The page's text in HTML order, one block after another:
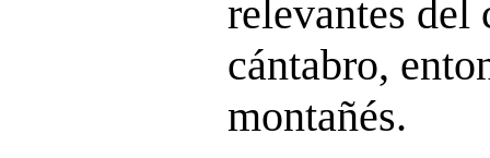
relevantes del
cántabro,
montañés.